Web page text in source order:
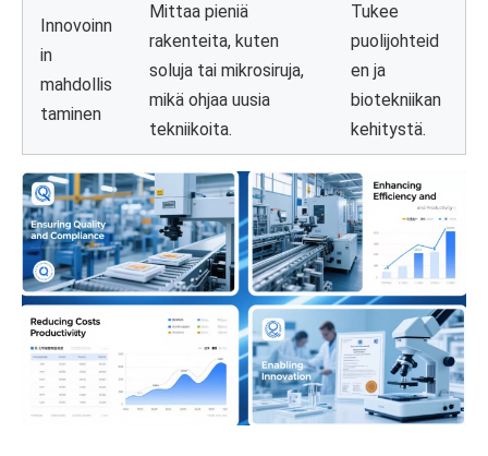
Innovoinn
in
mahdollis
taminen
Mittaa pieniä
rakenteita, kuten
soluja tai mikrosiruja,
mikä ohjaa uusia
tekniikoita.
Tukee
puolijohteid
en ja
biotekniikan
kehitystä.